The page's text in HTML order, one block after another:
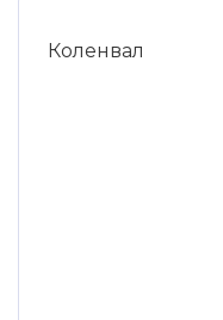
Коленвал